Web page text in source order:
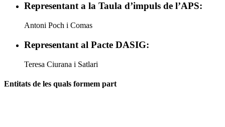
Representant a la Taula d’impuls de l’APS:
Antoni Poch i Comas
Representant al Pacte DASIG:
Teresa Ciurana i Satlari
Entitats de les quals formem part